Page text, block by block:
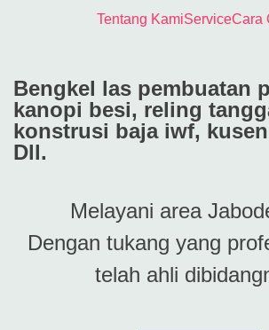
Tentang KamiServiceCara
Bengkel las pembuatan
kanopi besi, reling
konstrusi baja iwf,
Dll.
Melayani area
Dengan tukang yang
telah ahli